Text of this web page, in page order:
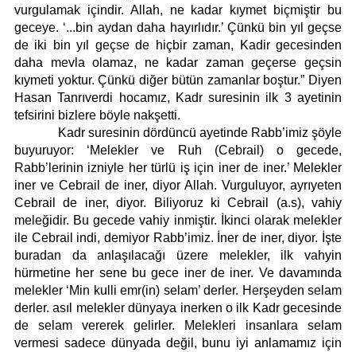
vurgulamak içindir. Allah, ne kadar kıymet biçmiştir bu
geceye. ‘...bin aydan daha hayırlıdır.’ Çünkü bin yıl geçse
de iki bin yıl geçse de hiçbir zaman, Kadir gecesinden
daha mevla olamaz, ne kadar zaman geçerse geçsin
kıymeti yoktur. Çünkü diğer bütün zamanlar boştur.” Diyen
Hasan Tanrıverdi hocamız, Kadr suresinin ilk 3 ayetinin
tefsirini bizlere böyle nakşetti.
Kadr suresinin dördüncü ayetinde Rabb’imiz şöyle
buyuruyor: ‘Melekler ve Ruh (Cebrail) o gecede,
Rabb’lerinin izniyle her türlü iş için iner de iner.’ Melekler
iner ve Cebrail de iner, diyor Allah. Vurguluyor, ayrıyeten
Cebrail de iner, diyor. Biliyoruz ki Cebrail (a.s), vahiy
meleğidir. Bu gecede vahiy inmiştir. İkinci olarak melekler
ile Cebrail indi, demiyor Rabb’imiz. İner de iner, diyor. İşte
buradan da anlaşılacağı üzere melekler, ilk vahyin
hürmetine her sene bu gece iner de iner. Ve davamında
melekler ‘Min kulli emr(in) selam’ derler. Herşeyden selam
derler. asıl melekler dünyaya inerken o ilk Kadr gecesinde
de selam vererek gelirler. Melekleri insanlara selam
vermesi sadece dünyada değil, bunu iyi anlamamız için